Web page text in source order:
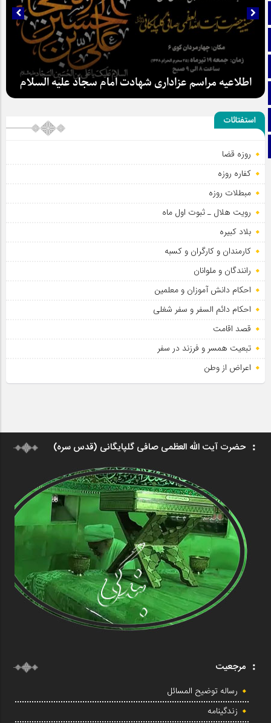
صفحه نخست
آپارات
اینستاگرام
اطلاعیه مراسم عزاداری شهادت امام سجاد علیه السلام
استفتائات
روزه قضا
کفاره روزه
مبطلات روزه
رویت هلال ـ ثبوت اول ماه
بلاد کبیره
کارمندان و کارگران و کسبه
رانندگان و ملوانان
احکام دانش آموزان و معلمین
احکام دائم السفر و سفر شغلی
قصد اقامت
تبعیت همسر و فرزند در سفر
اعراض از وطن
حضرت آیت الله العظمی صافی گلپایگانی (قدس سره)
مرجعیت
رساله توضیح المسائل
زندگینامه